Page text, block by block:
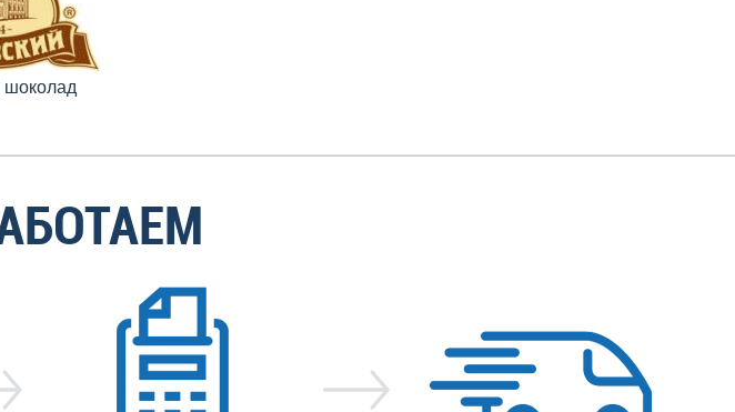
шоколад